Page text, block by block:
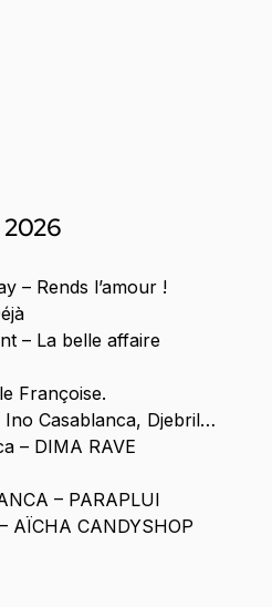
2026
– Rends l’amour !
– La belle affaire
Françoise.
Ino Casablanca, Djebril…
– DIMA RAVE
– PARAPLUI
AÏCHA CANDYSHOP